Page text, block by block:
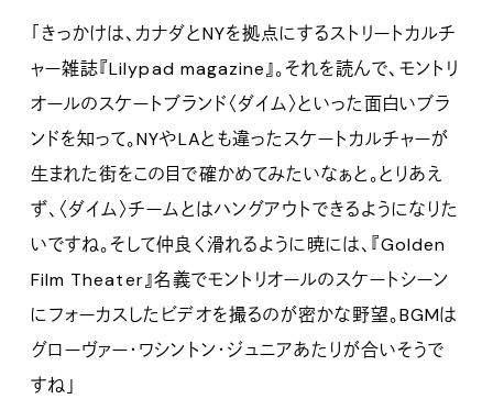
「きっかけは、カナダとNYを拠点にするストリートカルチ
ャー雑誌『Lilypad magazine』。それを読んで、モントリ
オールのスケートブランド〈ダイム〉といった面白いブラ
ンドを知って。NYやLAとも違ったスケートカルチャーが
生まれた街をこの目で確かめてみたいなぁと。とりあえ
ず、〈ダイム〉チームとはハングアウトできるようになりた
いですね。そして仲良く滑れるように暁には、『Golden
Film Theater』名義でモントリオールのスケートシーン
にフォーカスしたビデオを撮るのが密かな野望。BGMは
グローヴァー・ワシントン・ジュニアあたりが合いそうで
すね」